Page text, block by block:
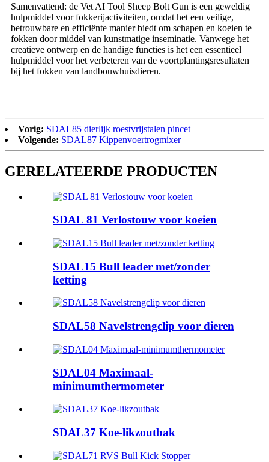
Samenvattend: de Vet AI Tool Sheep Bolt Gun is een geweldig
hulpmiddel voor fokkerijactiviteiten, omdat het een veilige,
betrouwbare en efficiënte manier biedt om schapen en koeien te
fokken door middel van kunstmatige inseminatie. Vanwege het
creatieve ontwerp en de handige functies is het een essentieel
hulpmiddel voor het verbeteren van de voortplantingsresultaten
bij het fokken van landbouwhuisdieren.
Vorig: SDAL85 dierlijk roestvrijstalen pincet
Volgende: SDAL87 Kippenvoertrogmixer
GERELATEERDE PRODUCTEN
SDAL 81 Verlostouw voor koeien
SDAL15 Bull leader met/zonder
ketting
SDAL58 Navelstrengclip voor dieren
SDAL04 Maximaal-
minimumthermometer
SDAL37 Koe-likzoutbak